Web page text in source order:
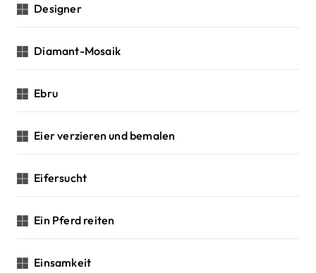
Designer
Diamant-Mosaik
Ebru
Eier verzieren und bemalen
Eifersucht
Ein Pferd reiten
Einsamkeit